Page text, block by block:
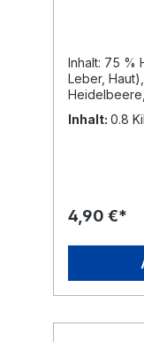
Inhalt: 75 %
Leber,
Karotte,
Inhalt: 0.8
4,90 €*